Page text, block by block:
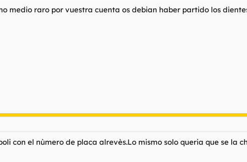
medio raro por vuestra cuenta os debian haber partido los
con el nùmero de placa alrevès.Lo mismo solo queria que se la